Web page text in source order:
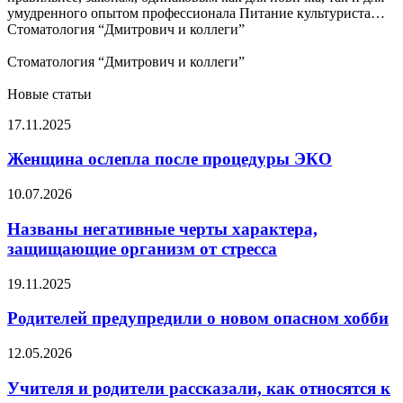
умудренного опытом профессионала Питание культуриста…
Стоматология “Дмитрович и коллеги”
Стоматология “Дмитрович и коллеги”
Новые статьи
Женщина
после
процедуры
ЭКО
17.11.2025
Женщина ослепла после процедуры ЭКО
Названы
черты
характера,
защищающие
от
10.07.2026
Названы негативные черты характера,
защищающие организм от стресса
Родителей
о
новом
опасном
19.11.2025
Родителей предупредили о новом опасном хобби
Учителя
родители
12.05.2026
Учителя и родители рассказали, как относятся к